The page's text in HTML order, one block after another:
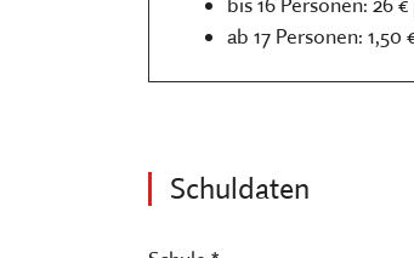
ab 17 Personen: 1,50
Schuldaten